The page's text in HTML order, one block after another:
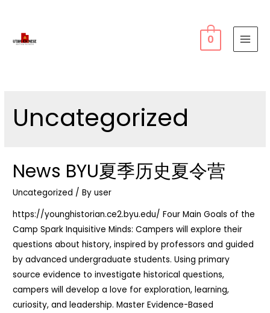
0
Uncategorized
News BYU夏季历史夏令营
Uncategorized / Byuser
https://younghistorian.ce2.byu.edu/ Four Main Goals of the
Camp Spark Inquisitive Minds: Campers will explore their
questions about history, inspired by professors and guided
by advanced undergraduate students. Using primary
source evidence to investigate historical questions,
campers will develop a love for exploration, learning,
curiosity, and leadership. Master Evidence-Based